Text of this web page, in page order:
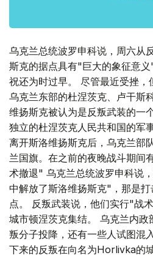
乌克兰总统波罗申科说，周六从
斯克的据点具有"巨大的象征意
祝还为时过早。 尽管最近受挫
乌克兰东部的杜涅茨克、卢干斯
维扬斯克被认为是反叛武装的一
独立的杜涅茨克人民共和国的军
离开斯洛维扬斯克后，乌克兰部
兰国旗。在之前的夜晚战斗期间
术撤退" 乌克兰总统波罗申科说
中解放了斯洛维扬斯克"，那是
点。 反叛武装说，他们实行"战
城市顿涅茨克集结。 乌克兰内政
叛分子投降，还有一些人试图混
下来的反叛在向名为Horlivka的